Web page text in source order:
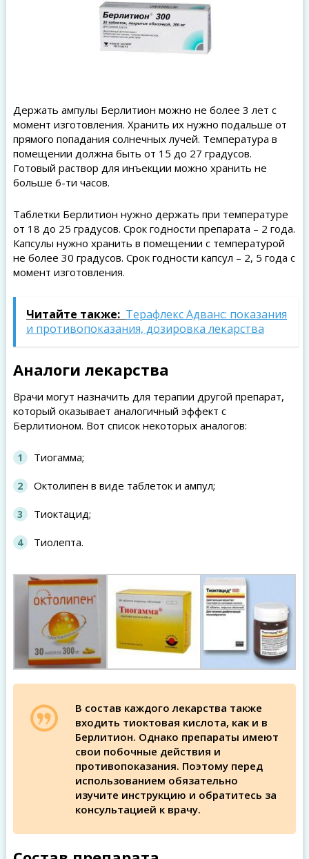
Держать ампулы Берлитион можно не более 3 лет с
момент изготовления. Хранить их нужно подальше от
прямого попадания солнечных лучей. Температура в
помещении должна быть от 15 до 27 градусов.
Готовый раствор для инъекции можно хранить не
больше 6-ти часов.
Таблетки Берлитион нужно держать при температуре
от 18 до 25 градусов. Срок годности препарата – 2 года.
Капсулы нужно хранить в помещении с температурой
не более 30 градусов. Срок годности капсул – 2, 5 года с
момент изготовления.
Читайте также: Терафлекс Адванс: показания
и противопоказания, дозировка лекарства
Аналоги лекарства
Врачи могут назначить для терапии другой препарат,
который оказывает аналогичный эффект с
Берлитионом. Вот список некоторых аналогов:
Тиогамма;
Октолипен в виде таблеток и ампул;
Тиоктацид;
Тиолепта.
В состав каждого лекарства также
входить тиоктовая кислота, как и в
Берлитион. Однако препараты имеют
свои побочные действия и
противопоказания. Поэтому перед
использованием обязательно
изучите инструкцию и обратитесь за
консультацией к врачу.